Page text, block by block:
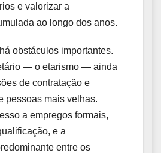
e valorizar a
ao longo dos anos.
obstáculos importantes.
— o etarismo — ainda
de contratação e
pessoas mais velhas.
a empregos formais,
e a
entre os